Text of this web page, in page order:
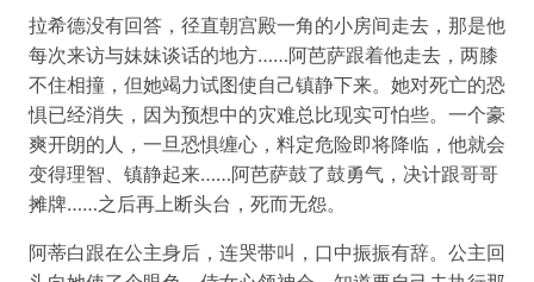
拉希德没有回答，径直朝宫殿一角的小房间走去，那是他
每次来访与妹妹谈话的地方……阿芭萨跟着他走去，两膝
不住相撞，但她竭力试图使自己镇静下来。她对死亡的恐
惧已经消失，因为预想中的灾难总比现实可怕些。一个豪
爽开朗的人，一旦恐惧缠心，料定危险即将降临，他就会
变得理智、镇静起来……阿芭萨鼓了鼓勇气，决计跟哥哥
摊牌……之后再上断头台，死而无怨。
阿蒂白跟在公主身后，连哭带叫，口中振振有辞。公主回